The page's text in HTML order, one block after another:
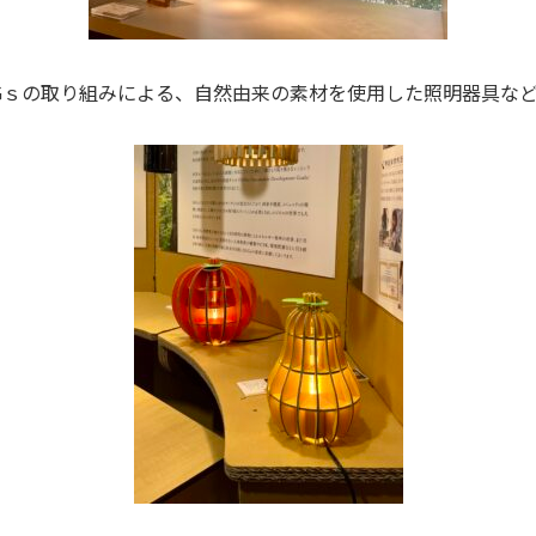
の取り組みによる、自然由来の素材を使用した照明器具な